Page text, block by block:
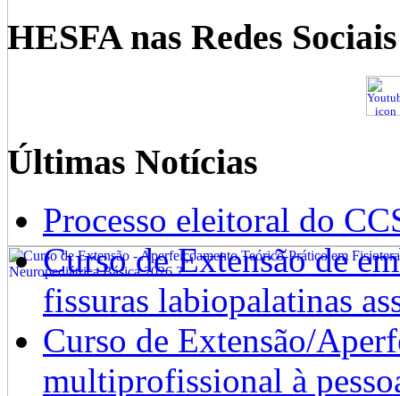
HESFA nas Redes Sociais
Últimas Notícias
Processo eleitoral do
Curso de Extensão de
fissuras labiopalatinas
Curso de Extensão/
multiprofissional à